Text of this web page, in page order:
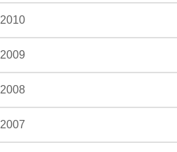
2010
2009
2008
2007